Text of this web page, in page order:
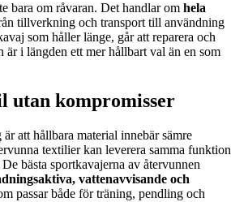
bara om råvaran. Det handlar om hela
tillverkning och transport till användning
som håller länge, går att reparera och
är i längden ett mer hållbart val än en som
utan kompromisser
att hållbara material innebär sämre
textilier kan leverera samma funktion
bästa sportkavajerna av återvunnen
vattenavvisande och
passar både för träning, pendling och